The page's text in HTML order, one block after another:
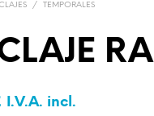
/ TEMPORALES
I.V.A. incl.